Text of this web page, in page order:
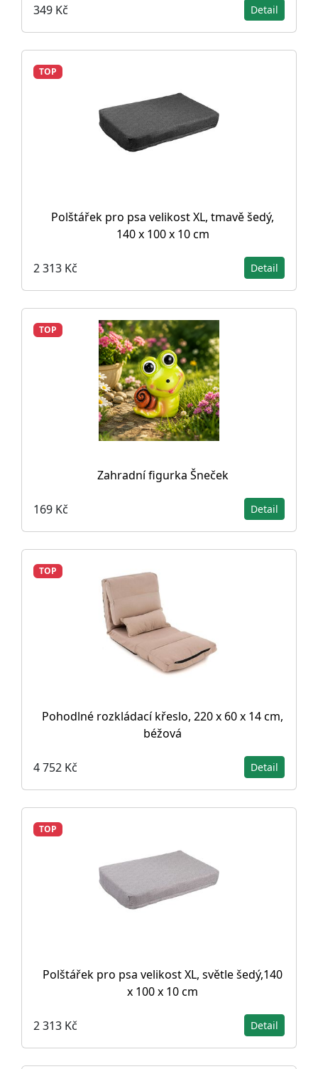
349 Kč Detail
TOP
Polštářek pro psa velikost XL, tmavě šedý,
140 x 100 x 10 cm
2 313 Kč Detail
TOP
Zahradní figurka Šneček
169 Kč Detail
TOP
Pohodlné rozkládací křeslo, 220 x 60 x 14 cm,
béžová
4 752 Kč Detail
TOP
Polštářek pro psa velikost XL, světle šedý,140
x 100 x 10 cm
2 313 Kč Detail